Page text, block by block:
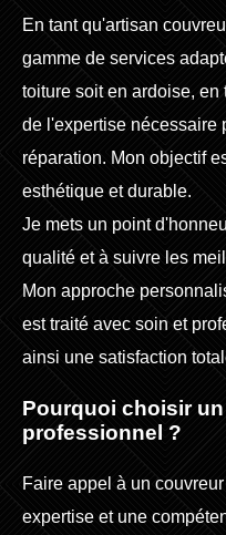
En tant qu'artisan
gamme de services
toiture soit en ardoise,
de l'expertise nécessaire
réparation. Mon objectif
esthétique et durable.
Je mets un point
qualité et à suivre les
Mon approche
est traité avec soin et
ainsi une satisfaction
Pourquoi choisir
professionnel ?
Faire appel à un
expertise et une